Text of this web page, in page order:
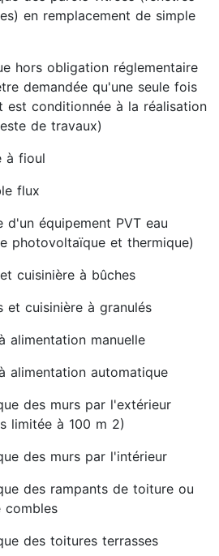
en remplacement de simple
hors obligation réglementaire
demandée qu'une seule fois
est conditionnée à la réalisation
de travaux)
à fioul
flux
d'un équipement PVT eau
photovoltaïque et thermique)
cuisinière à bûches
et cuisinière à granulés
alimentation manuelle
alimentation automatique
des murs par l'extérieur
limitée à 100 m 2)
des murs par l'intérieur
des rampants de toiture ou
combles
des toitures terrasses